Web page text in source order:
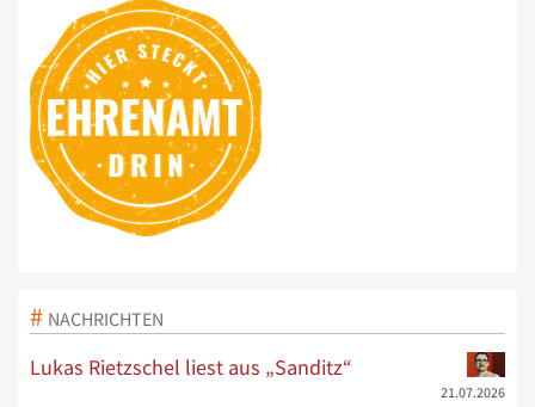
NACHRICHTEN
Lukas Rietzschel liest aus „Sanditz“
21.07.2026